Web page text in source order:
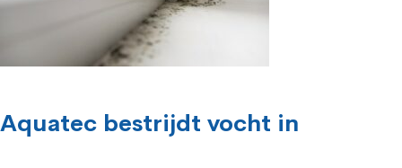
Aquatec bestrijdt vocht in